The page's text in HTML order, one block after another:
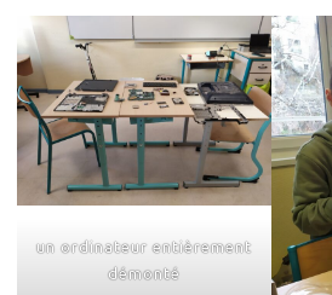
un ordinateur entièrement
démonté